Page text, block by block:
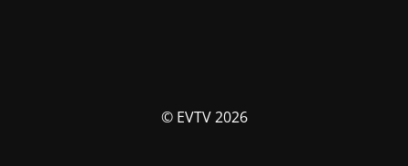
© EVTV 2026